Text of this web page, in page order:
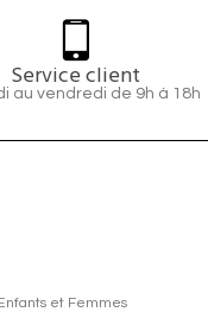
Service client
au vendredi de 9h à 18h
et Femmes